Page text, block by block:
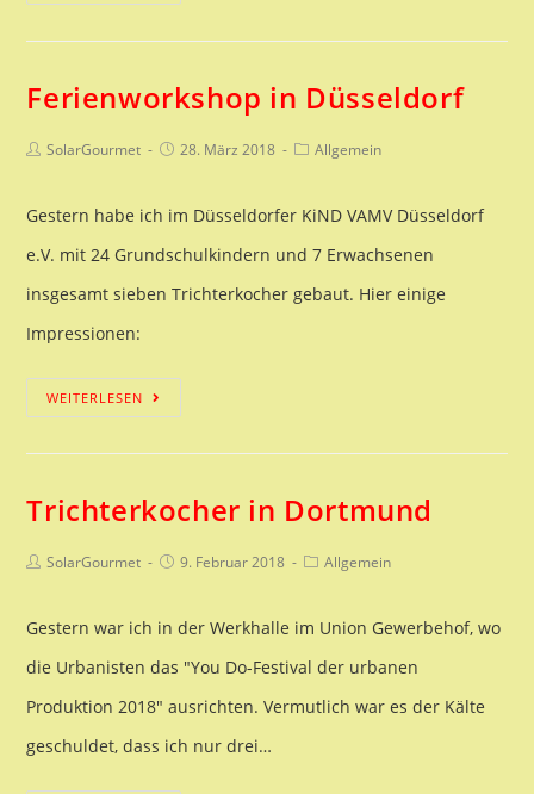
Ethnologin
Dr.
Eickelkamp
Ferienworkshop in Düsseldorf
Beitrags-
SolarGourmet
Beitrag
28. März 2018
Beitrags-
Allgemein
Gestern habe ich im Düsseldorfer KiND VAMV Düsseldorf
e.V. mit 24 Grundschulkindern und 7 Erwachsenen
insgesamt sieben Trichterkocher gebaut. Hier einige
Impressionen:
WEITERLESEN
Trichterkocher in Dortmund
Beitrags-
SolarGourmet
Beitrag
9. Februar 2018
Beitrags-
Allgemein
Gestern war ich in der Werkhalle im Union Gewerbehof, wo
die Urbanisten das "You Do-Festival der urbanen
Produktion 2018" ausrichten. Vermutlich war es der Kälte
geschuldet, dass ich nur drei…